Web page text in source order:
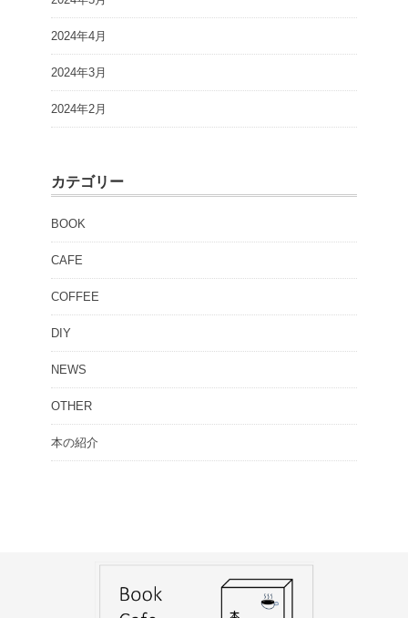
2024年4月
2024年3月
2024年2月
カテゴリー
BOOK
CAFE
COFFEE
DIY
NEWS
OTHER
本の紹介